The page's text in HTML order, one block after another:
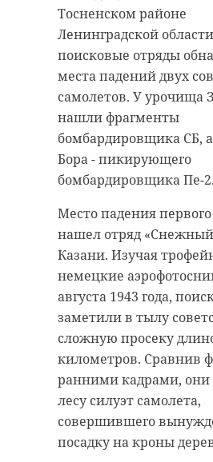
Тосненском районе
Ленинградской области
поисковые отряды
места падений двух
самолетов. У урочища
нашли фрагменты
бомбардировщика СБ, а
Бора - пикирующего
бомбардировщика Пе-2.
Место падения
нашел отряд «Снежный
Казани. Изучая
немецкие
августа 1943 года,
заметили в тылу
сложную просеку
километров. Сравнив
ранними кадрами, они
лесу силуэт самолета,
совершившего
посадку на кроны
птицефабрике в поселке
Приладожский
Ленобласти)
которой приняли
человек. Инцидентом
заинтересовался глава
Следственного
Александр Бастрыкин.
Напомним, конфликт на
птицефабрике
сотрудники полиции. В
были доставлены 12
активных участников
граждане одного из
среднеазиатских
возрасте от 21 до 39
Причиной конфликта
словесная ссора между
из Средней и Южной
результате драки 20
госпитализированы.
строительство
искусств. Местные
совместно с
«ОблСервис»
важному этапу -
оборудования и мебели.
Специалисты уже
проанализировали
и сроки поставки.
внимание уделяется
музыкальных классов,
появятся инструменты
оборудование, и
кабинетов с мебелью и
интерактивными
Для актового зала
закупить кресла,
техническое
шаги, как уточнили в
администрации
района, необходимы